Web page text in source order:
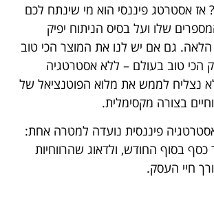
אז אסטרטג פיננסי הוא מי שינתח לכם
שלו ועל בסיס הניתוח יפיק
גם אם יש לנו את המוצר הכי טוב
הכי טוב בעולם – ללא אסטרטגיה
נצליח לממש את מלוא הפוטנציאל של
בצורה מקסימלית.
פיננסית נועדה למטרה אחת:
בסוף החודש, ולדאוג שהרווחיות
חיי העסק.